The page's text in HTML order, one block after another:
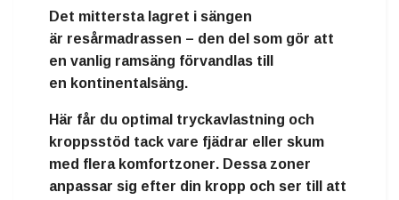
Det mittersta lagret i sängen
är resårmadrassen – den del som gör att
en vanlig ramsäng förvandlas till
en kontinentalsäng.
Här får du optimal tryckavlastning och
kroppsstöd tack vare fjädrar eller skum
med flera komfortzoner. Dessa zoner
anpassar sig efter din kropp och ser till att